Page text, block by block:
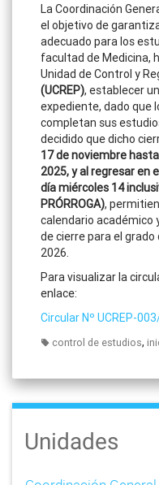
La Coordinación
el objetivo de
adecuado para los
facultad de Medicina,
Unidad de Control y
(UCREP), establecer
expediente, dado que
completan sus
decidido que dicho
17 de noviembre
2025, y al regresar en
día miércoles 14
PRÓRROGA),
calendario académico
de cierre para el
2026.
Para visualizar la
enlace:
Circular Nº UCREP-
control de estudios,
Unidades